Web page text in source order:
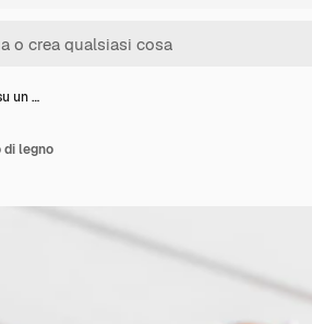
un …
legno